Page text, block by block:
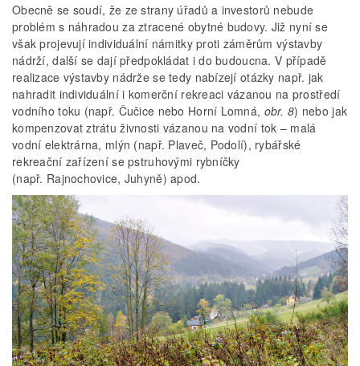
Obecně se soudí, že ze strany úřadů a investorů nebude
problém s náhradou za ztracené obytné budovy. Již nyní se
však projevují individuální námitky proti záměrům výstavby
nádrží, další se dají předpokládat i do budoucna. V případě
realizace výstavby nádrže se tedy nabízejí otázky např. jak
nahradit individuální i komerční rekreaci vázanou na prostředí
vodního toku (např. Čučice nebo Horní Lomná, obr. 8) nebo jak
kompenzovat ztrátu živnosti vázanou na vodní tok – malá
vodní elektrárna, mlýn (např. Plaveč, Podolí), rybářské
rekreační zařízení se pstruhovými rybníčky
(např. Rajnochovice, Juhyně) apod.